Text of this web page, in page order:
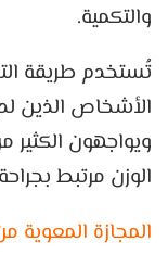
والتكمية.
تُستخدم طريقة
الأشخاص الذين
ويواجهون الكثير
الوزن مرتبط
المجازة المعوية